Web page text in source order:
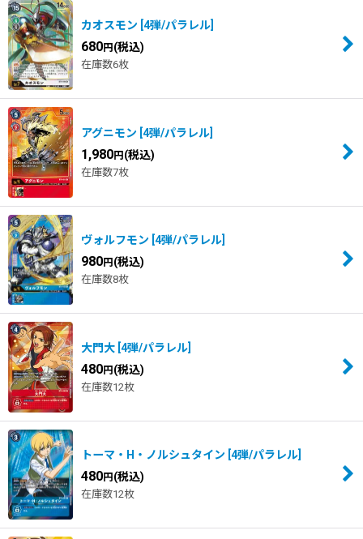
カオスモン 4弾/パラレル
680円 (税込)
在庫数6枚
アグニモン 4弾/パラレル
1,980円 (税込)
在庫数7枚
ヴォルフモン 4弾/パラレル
980円 (税込)
在庫数8枚
大門大 4弾/パラレル
480円 (税込)
在庫数12枚
トーマ・H・ノルシュタイン 4弾/パラレル
480円 (税込)
在庫数12枚